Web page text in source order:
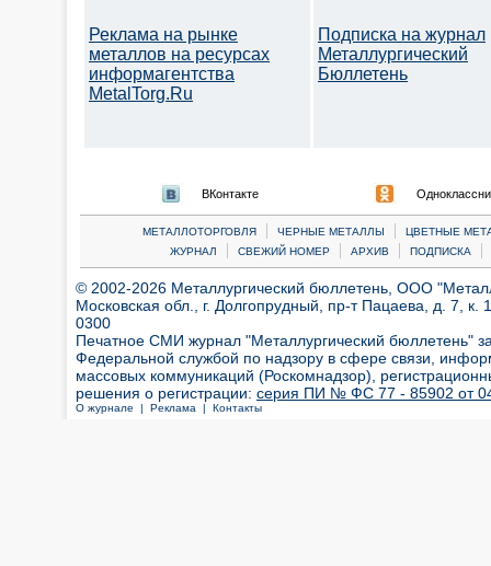
Реклама на рынке
металлов на ресурсах
информагентства
MetalTorg.Ru
Подписка на журнал
Металлургический
Бюллетень
ВКонтакте
МЕТАЛЛОТОРГОВЛЯ | ЧЕРНЫЕ МЕТАЛЛЫ |
ЦВЕТНЫЕ
ЖУРНАЛ
| СВЕЖИЙ НОМЕР | АРХИВ | ПОДПИСКА |
© 2002-2026 Металлургический бюллетень, ООО
Московская обл., г. Долгопрудный, пр-т Пацаева, д. 7,
0300
Печатное СМИ журнал "Металлургический бюллетень"
Федеральной службой по надзору в сфере связи,
массовых коммуникаций (Роскомнадзор),
решения о регистрации: серия ПИ № ФС 77 - 85902 от 04
О журнале | Реклама | Контакты